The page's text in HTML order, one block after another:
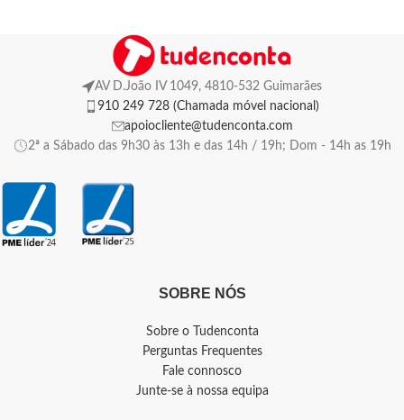
AV D.João IV 1049, 4810-532 Guimarães
910 249 728 (Chamada móvel nacional)
apoiocliente@tudenconta.com
2ª a Sábado das 9h30 às 13h e das 14h / 19h; Dom - 14h as 19h
SOBRE NÓS
Sobre o Tudenconta
Perguntas Frequentes
Fale connosco
Junte-se à nossa equipa